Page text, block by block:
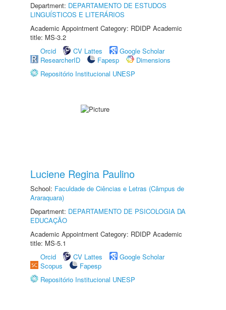
Department: DEPARTAMENTO DE ESTUDOS
LINGUÍSTICOS E LITERÁRIOS
Academic Appointment Category: RDIDP Academic
title: MS-3.2
Orcid
CV Lattes
Google Scholar
ResearcherID
Fapesp
Dimensions
Repositório Institucional UNESP
Luciene Regina Paulino
School: Faculdade de Ciências e Letras (Câmpus de
Araraquara)
Department: DEPARTAMENTO DE PSICOLOGIA DA
EDUCAÇÃO
Academic Appointment Category: RDIDP Academic
title: MS-5.1
Orcid
CV Lattes
Google Scholar
Scopus
Fapesp
Repositório Institucional UNESP